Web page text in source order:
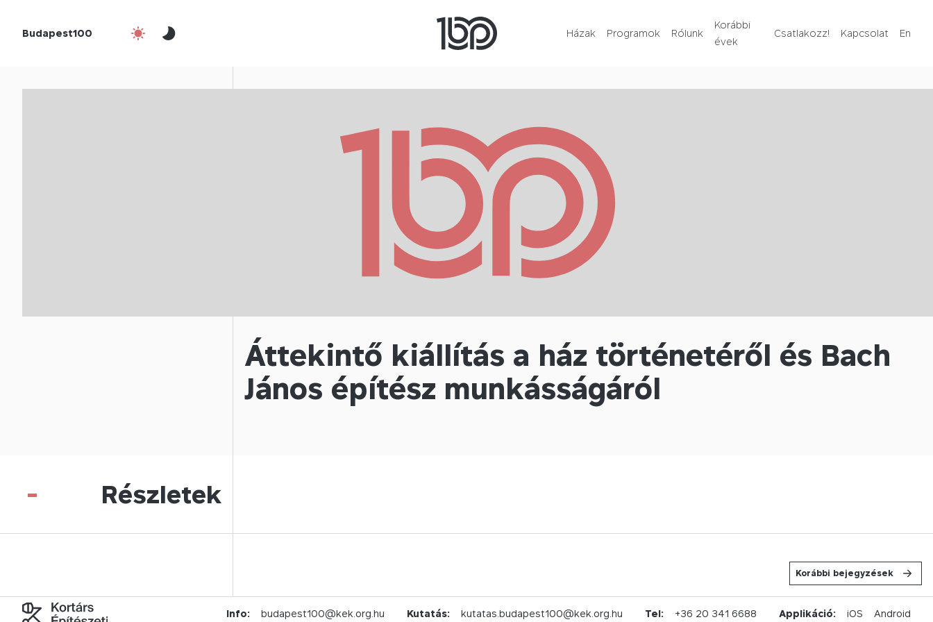
Budapest100 Házak Programok Rólunk
Korábbi
évek
Csatlakozz! Kapcsolat En
Áttekintő kiállítás a ház történetéről és Bach
János építész munkásságáról
Részletek
-
Korábbi bejegyzések
Info: budapest100@kek.org.hu Kutatás: kutatas.budapest100@kek.org.hu Tel: +36 20 341 6688 Applikáció: iOS Android